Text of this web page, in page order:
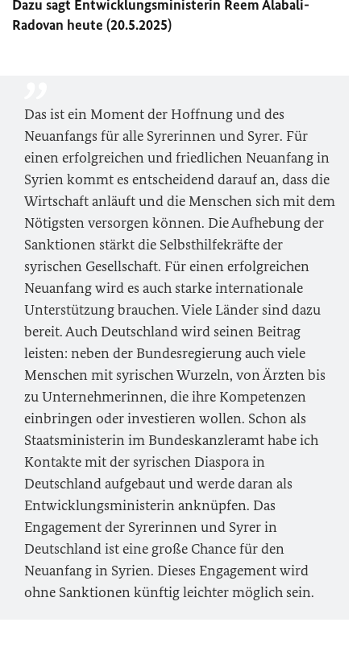
Dazu sagt Entwicklungsministerin Reem Alabali-
Radovan heute (20.5.2025)
Das ist ein Moment der Hoffnung und des
Neuanfangs für alle Syrerinnen und Syrer. Für
einen erfolgreichen und friedlichen Neuanfang in
Syrien kommt es entscheidend darauf an, dass die
Wirtschaft anläuft und die Menschen sich mit dem
Nötigsten versorgen können. Die Aufhebung der
Sanktionen stärkt die Selbsthilfekräfte der
syrischen Gesellschaft. Für einen erfolgreichen
Neuanfang wird es auch starke internationale
Unterstützung brauchen. Viele Länder sind dazu
bereit. Auch Deutschland wird seinen Beitrag
leisten: neben der Bundesregierung auch viele
Menschen mit syrischen Wurzeln, von Ärzten bis
zu Unternehmerinnen, die ihre Kompetenzen
einbringen oder investieren wollen. Schon als
Staatsministerin im Bundeskanzleramt habe ich
Kontakte mit der syrischen Diaspora in
Deutschland aufgebaut und werde daran als
Entwicklungsministerin anknüpfen. Das
Engagement der Syrerinnen und Syrer in
Deutschland ist eine große Chance für den
Neuanfang in Syrien. Dieses Engagement wird
ohne Sanktionen künftig leichter möglich sein.